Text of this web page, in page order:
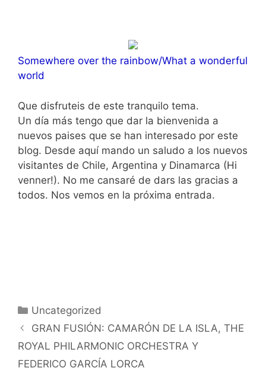
Somewhere over the rainbow/What a wonderful
world
Que disfruteis de este tranquilo tema.
Un día más tengo que dar la bienvenida a
nuevos paises que se han interesado por este
blog. Desde aquí mando un saludo a los nuevos
visitantes de Chile, Argentina y Dinamarca (Hi
venner!). No me cansaré de dars las gracias a
todos. Nos vemos en la próxima entrada.
Categorías
Uncategorized
GRAN FUSIÓN: CAMARÓN DE LA ISLA, THE
ROYAL PHILARMONIC ORCHESTRA Y
FEDERICO GARCÍA LORCA